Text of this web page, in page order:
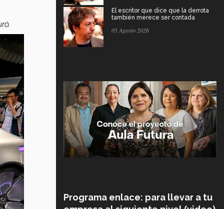
El escritor que dice que la derrota
también merece ser contada
05 Agosto 2026
Programa enlace: para llevar a tu